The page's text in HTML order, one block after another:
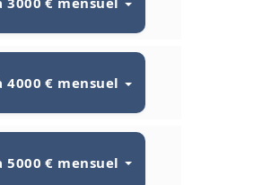
4000 € mensuel
5000 € mensuel